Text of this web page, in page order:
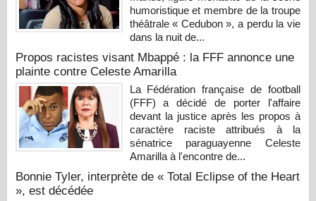
humoristique et membre de la troupe
théâtrale « Cedubon », a perdu la vie
dans la nuit de...
Propos racistes visant Mbappé : la FFF annonce une
plainte contre Celeste Amarilla
La Fédération française de football
(FFF) a décidé de porter l'affaire
devant la justice après les propos à
caractère raciste attribués à la
sénatrice paraguayenne Celeste
Amarilla à l'encontre de...
Bonnie Tyler, interprète de « Total Eclipse of the Heart
», est décédée